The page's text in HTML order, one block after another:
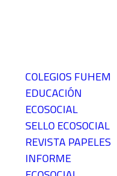
COLEGIOS FUHEM
EDUCACIÓN
ECOSOCIAL
SELLO ECOSOCIAL
REVISTA PAPELES
INFORME